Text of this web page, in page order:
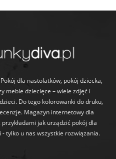
dla nastolatków, pokój dziecka,
meble dziecięce – wiele zdjęć i
Do tego kolorowanki do druku,
Magazyn internetowy dla
jak urządzić pokój dla
tylko u nas wszystkie rozwiązania.